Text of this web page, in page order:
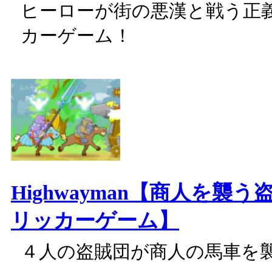
ヒーローが街の悪漢と戦う正
カーゲーム！
Highwayman【商人を襲う
リッカーゲーム】
４人の盗賊団が商人の馬車を